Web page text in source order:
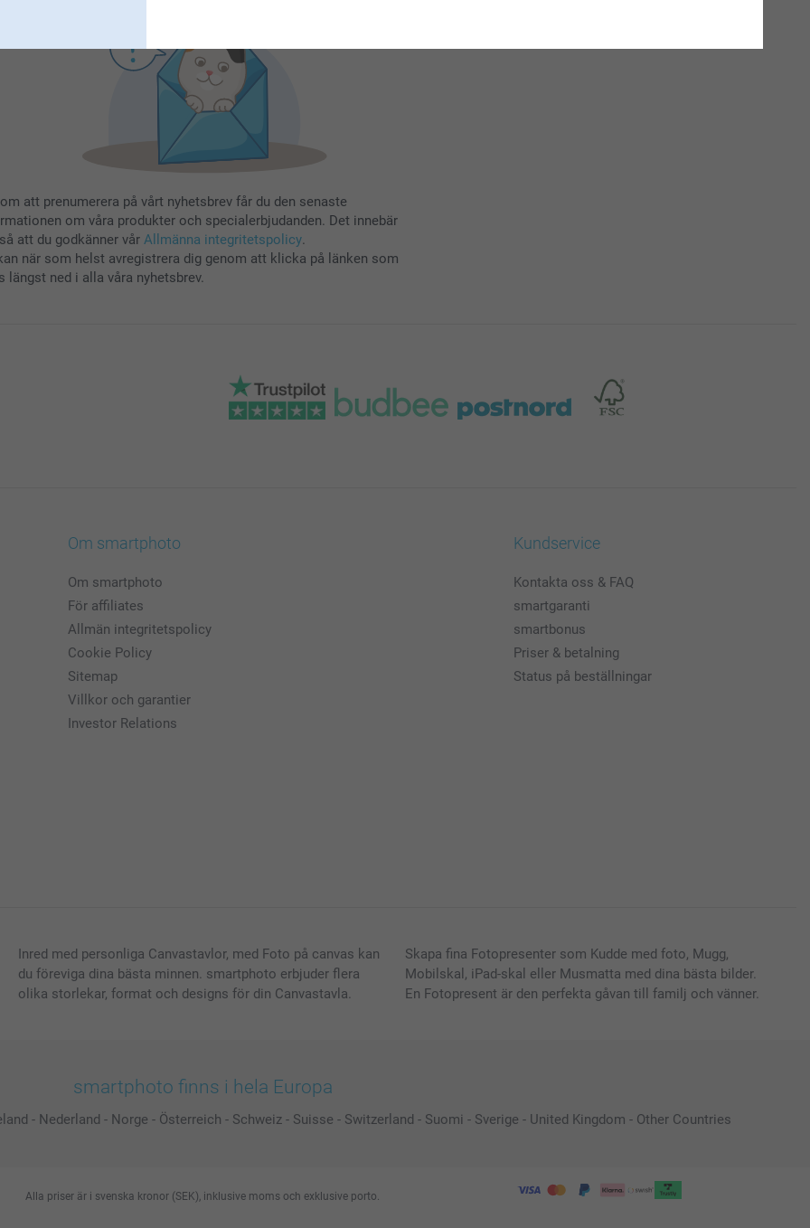
att prenumerera på vårt nyhetsbrev får du den senaste
om våra produkter och specialerbjudanden. Det innebär
att du godkänner vår Allmänna integritetspolicy.
när som helst avregistrera dig genom att klicka på länken som
längst ned i alla våra nyhetsbrev.
Om smartphoto
Om smartphoto
För affiliates
Allmän integritetspolicy
Cookie Policy
Sitemap
Villkor och garantier
Investor Relations
Kundservice
Kontakta oss & FAQ
smartgaranti
smartbonus
Priser & betalning
Status på beställningar
Inred med personliga Canvastavlor, med Foto på canvas kan
du föreviga dina bästa minnen. smartphoto erbjuder flera
olika storlekar, format och designs för din Canvastavla.
Skapa fina Fotopresenter som Kudde med foto, Mugg,
Mobilskal, iPad-skal eller Musmatta med dina bästa bilder.
En Fotopresent är den perfekta gåvan till familj och vänner.
smartphoto finns i hela Europa
- Nederland - Norge - Österreich - Schweiz - Suisse - Switzerland - Suomi - Sverige - United Kingdom - Other Countries
Alla priser är i svenska kronor (SEK), inklusive moms och exklusive porto.